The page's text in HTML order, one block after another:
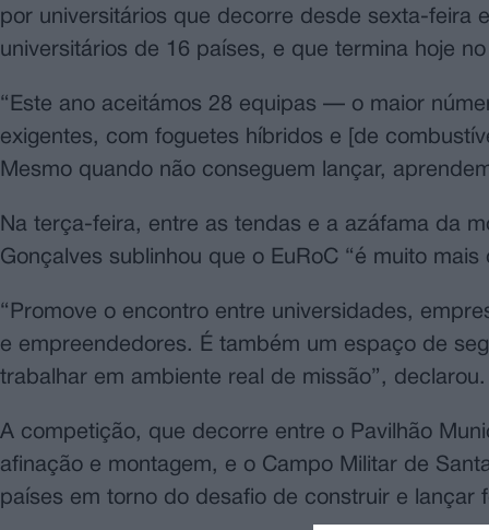
por universitários que decorre desde sexta-feira
universitários de 16 países, e que termina hoje
“Este ano aceitámos 28 equipas — o maior
exigentes, com foguetes híbridos e [de
Mesmo quando não conseguem lançar,
Na terça-feira, entre as tendas e a azáfama da
Gonçalves sublinhou que o EuRoC “é muito
“Promove o encontro entre universidades,
e empreendedores. É também um espaço de
trabalhar em ambiente real de missão”, declarou.
A competição, que decorre entre o Pavilhão
afinação e montagem, e o Campo Militar de
países em torno do desafio de construir e lançar